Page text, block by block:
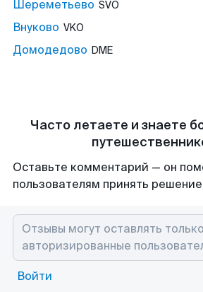
Шереметьево SVO
Внуково VKO
Домодедово DME
Часто летаете и знаете
Оставьте комментарий — он
пользователям принять решение
Войти